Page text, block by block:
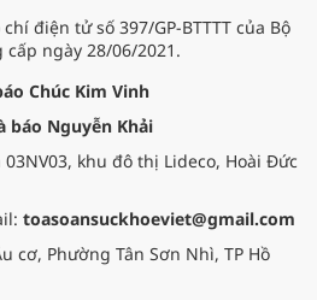
điện tử số 397/GP-BTTTT của Bộ
ngày 28/06/2021.
Chúc Kim Vinh
báo Nguyễn Khải
khu đô thị Lideco, Hoài Đức
toasoansuckhoeviet@gmail.com
cơ, Phường Tân Sơn Nhì, TP Hồ